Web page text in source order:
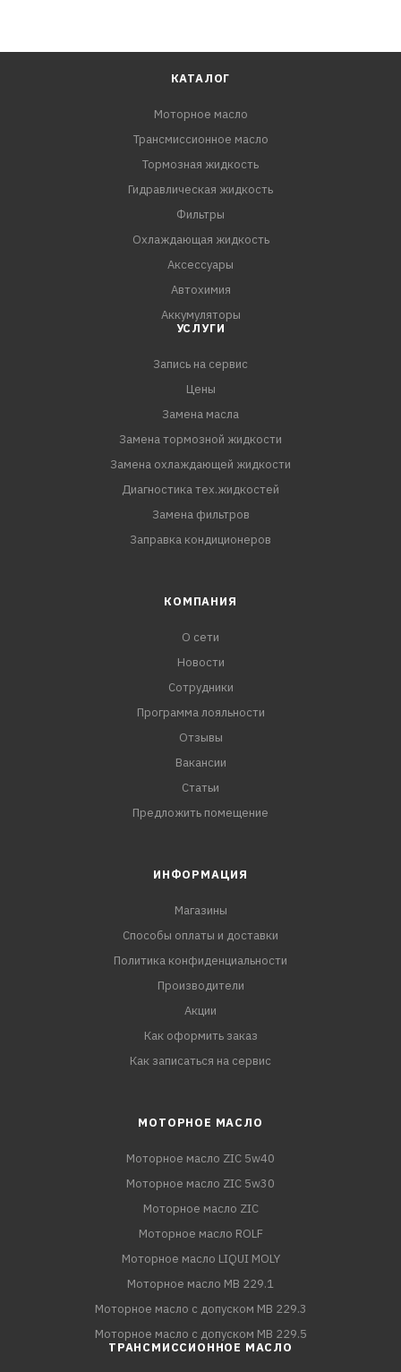
КАТАЛОГ
Моторное масло
Трансмиссионное масло
Тормозная жидкость
Гидравлическая жидкость
Фильтры
Охлаждающая жидкость
Аксессуары
Автохимия
Аккумуляторы
УСЛУГИ
Запись на сервис
Цены
Замена масла
Замена тормозной жидкости
Замена охлаждающей жидкости
Диагностика тех.жидкостей
Замена фильтров
Заправка кондиционеров
КОМПАНИЯ
О сети
Новости
Сотрудники
Программа лояльности
Отзывы
Вакансии
Статьи
Предложить помещение
ИНФОРМАЦИЯ
Магазины
Способы оплаты и доставки
Политика конфиденциальности
Производители
Акции
Как оформить заказ
Как записаться на сервис
МОТОРНОЕ МАСЛО
Моторное масло ZIC 5w40
Моторное масло ZIC 5w30
Моторное масло ZIC
Моторное масло ROLF
Моторное масло LIQUI MOLY
Моторное масло MB 229.1
Моторное масло с допуском MB 229.3
Моторное масло с допуском MB 229.5
ТРАНСМИССИОННОЕ МАСЛО